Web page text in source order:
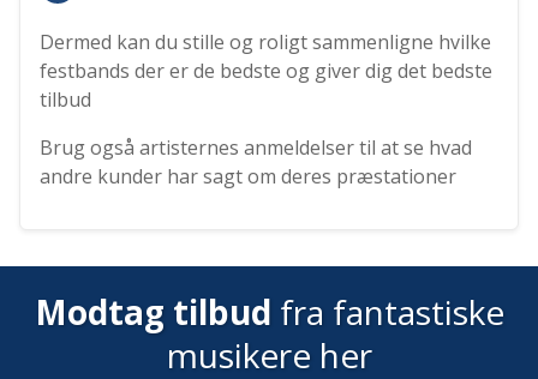
Dermed kan du stille og roligt sammenligne hvilke
festbands der er de bedste og giver dig det bedste
tilbud
Brug også artisternes anmeldelser til at se hvad
andre kunder har sagt om deres præstationer
Modtag tilbud fra fantastiske
musikere her